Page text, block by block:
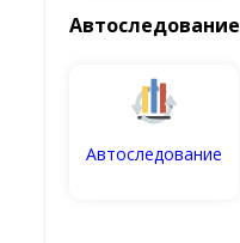
Автоследование